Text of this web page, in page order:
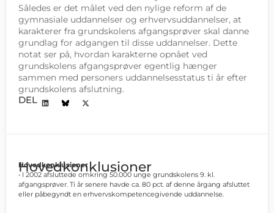
Således er det målet ved den nylige reform af de
gymnasiale uddannelser og erhvervsuddannelser, at
karakterer fra grundskolens afgangsprøver skal danne
grundlag for adgangen til disse uddannelser. Dette
notat ser på, hvordan karakterne opnået ved
grundskolens afgangsprøver egentlig hænger
sammen med personers uddannelsesstatus ti år efter
grundskolens afslutning.
DEL
Hovedkonklusioner
Hovedkonklusioner
• I 2002 afsluttede omkring 50.000 unge grundskolens 9. kl.
afgangsprøver. Ti år senere havde ca. 80 pct. af denne årgang afsluttet
eller påbegyndt en erhvervskompetencegivende uddannelse.